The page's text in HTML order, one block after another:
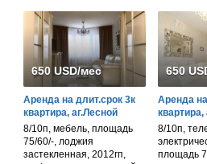
650 USD/мес
Аренда на длит.срок 3к
квартира, аг.Лесной
8/10п, мебель, площадь
75/60/-, лоджия
застекленная, 2012гп,
650
Аренда
квартира,
8/10п,
площадь